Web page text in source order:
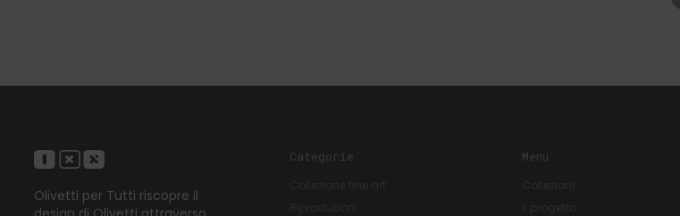
Olivetti per Tutti riscopre il
Categorie Menu